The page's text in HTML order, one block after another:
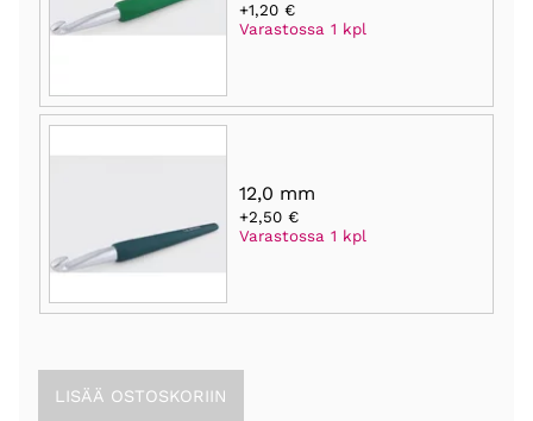
+1,20 €
Varastossa 1 kpl
12,0 mm
+2,50 €
Varastossa 1 kpl